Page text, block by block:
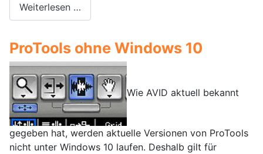
Weiterlesen …
ProTools ohne Windows 10
Wie AVID aktuell bekannt
gegeben hat, werden aktuelle Versionen von ProTools
nicht unter Windows 10 laufen. Deshalb gilt für